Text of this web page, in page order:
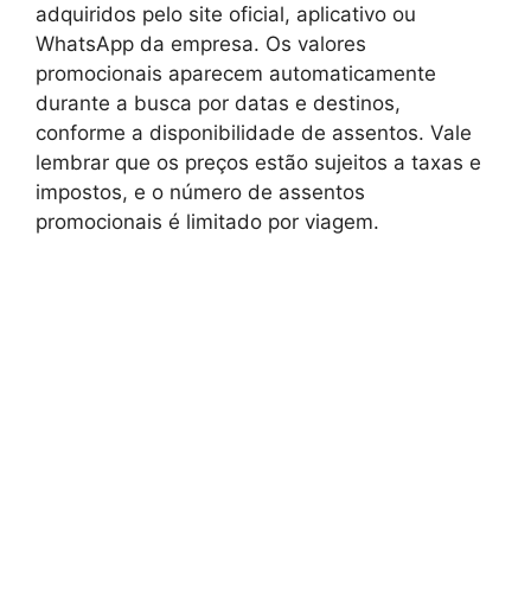
adquiridos pelo site oficial, aplicativo ou
WhatsApp da empresa. Os valores
promocionais aparecem automaticamente
durante a busca por datas e destinos,
conforme a disponibilidade de assentos. Vale
lembrar que os preços estão sujeitos a taxas e
impostos, e o número de assentos
promocionais é limitado por viagem.